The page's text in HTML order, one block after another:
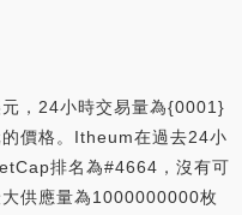
，24小時交易量為{0001}
價格。Itheum在過去24小
排名為#4664，沒有可
供應量為1000000000枚